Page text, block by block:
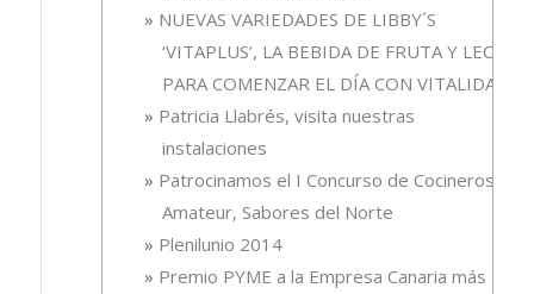
NUEVAS VARIEDADES DE LIBBY´S
‘VITAPLUS’, LA BEBIDA DE FRUTA Y LECHE
PARA COMENZAR EL DÍA CON VITALIDAD
Patricia Llabrés, visita nuestras
instalaciones
Patrocinamos el I Concurso de Cocineros
Amateur, Sabores del Norte
Plenilunio 2014
Premio PYME a la Empresa Canaria más